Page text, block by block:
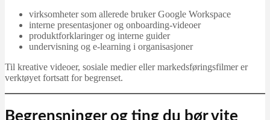
virksomheter som allerede bruker Google Workspace
interne presentasjoner og onboarding‑videoer
produktforklaringer og interne guider
undervisning og e‑learning i organisasjoner
Til kreative videoer, sosiale medier eller markedsføringsfilmer er
verktøyet fortsatt for begrenset.
Begrensninger og ting du bør vite